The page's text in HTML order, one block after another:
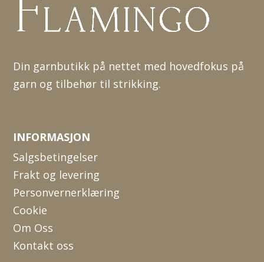
Din garnbutikk på nettet med hovedfokus på
garn og tilbehør til strikking.
INFORMASJON
Salgsbetingelser
Frakt og levering
Personvernerklæring
Cookie
Om Oss
Kontakt oss